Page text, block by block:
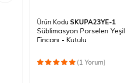
Ürün Kodu SKUPA23YE-1
Süblimasyon Porselen
Fincanı - Kutulu
(1 Yorum)